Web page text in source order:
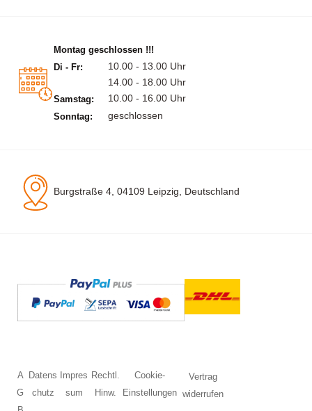
Montag geschlossen !!!
Di - Fr:
10.00 - 13.00 Uhr
14.00 - 18.00 Uhr
Samstag: 10.00 - 16.00 Uhr
Sonntag: geschlossen
Burgstraße 4, 04109 Leipzig, Deutschland
A
G
Datens
chutz
Impres
sum
Rechtl.
Hinw.
Cookie-
Einstellungen
Vertrag
widerrufen